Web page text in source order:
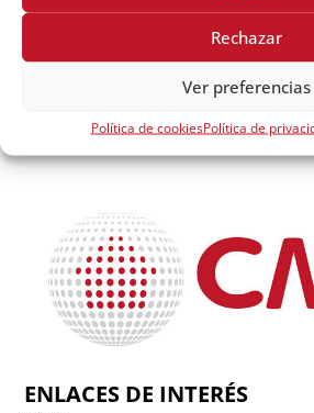
Rechazar
Ver preferencias
Política de cookiesPolítica de
Soporte
ENLACES DE INTERÉS